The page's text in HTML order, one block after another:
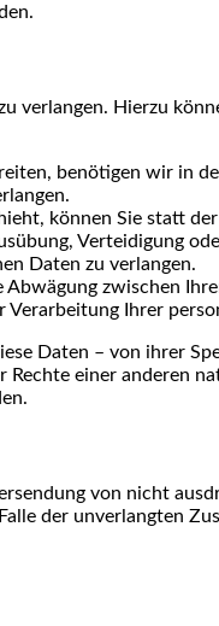
Hierzu
benötigen wir in
können Sie statt
Verteidigung
Daten zu verlangen.
zwischen
Ihrer
Daten – von ihrer
einer anderen
von nicht
der unverlangten